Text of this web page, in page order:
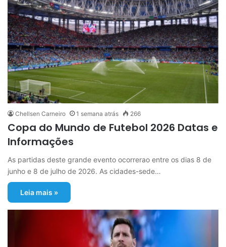
Chellsen Carneiro 1 semana atrás 266
Copa do Mundo de Futebol 2026 Datas e
Informações
As partidas deste grande evento ocorrerao entre os dias 8 de
junho e 8 de julho de 2026. As cidades-sede…
Leia mais »